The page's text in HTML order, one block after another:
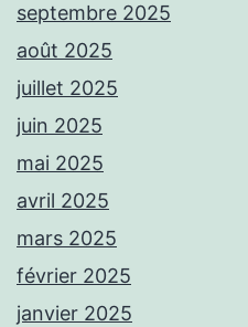
septembre 2025
août 2025
juillet 2025
juin 2025
mai 2025
avril 2025
mars 2025
février 2025
janvier 2025